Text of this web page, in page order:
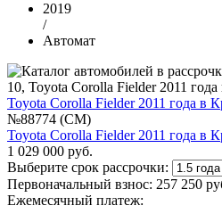
2019
/
Автомат
Toyota Corolla Fielder 2011 года в
№88774 (CM)
Toyota Corolla Fielder 2011 года в
1 029 000 руб.
Выберите срок рассрочки:
Первоначальный взнос: 257 250
Ежемесячный платеж: